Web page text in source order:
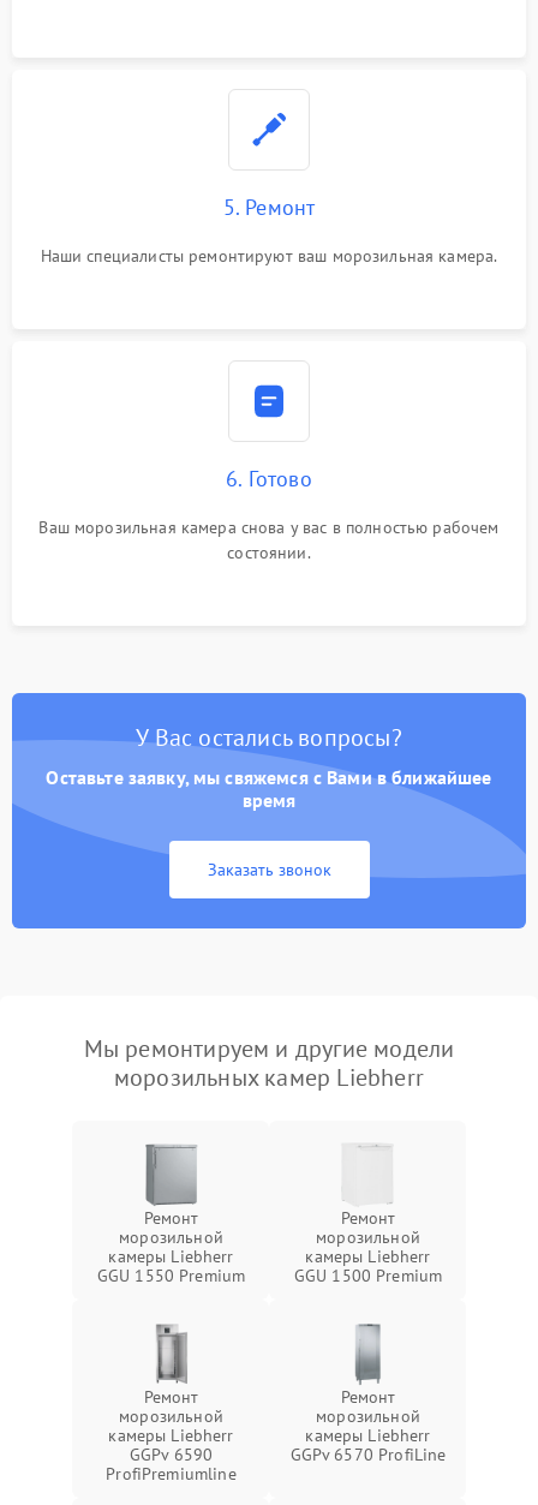
5. Ремонт
Наши специалисты ремонтируют ваш морозильная камера.
6. Готово
Ваш морозильная камера снова у вас в полностью рабочем
состоянии.
У Вас остались вопросы?
Оставьте заявку, мы свяжемся с Вами в ближайшее
время
Заказать звонок
Мы ремонтируем и другие модели
морозильных камер Liebherr
Ремонт
морозильной
камеры Liebherr
GGU 1550 Premium
Ремонт
морозильной
камеры Liebherr
GGU 1500 Premium
Ремонт
морозильной
камеры Liebherr
GGPv 6590
ProfiPremiumline
Ремонт
морозильной
камеры Liebherr
GGPv 6570 ProfiLine